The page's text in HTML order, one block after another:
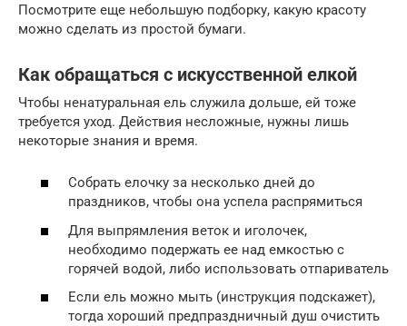
Посмотрите еще небольшую подборку, какую красоту
можно сделать из простой бумаги.
Как обращаться с искусственной елкой
Чтобы ненатуральная ель служила дольше, ей тоже
требуется уход. Действия несложные, нужны лишь
некоторые знания и время.
Собрать елочку за несколько дней до
праздников, чтобы она успела распрямиться
Для выпрямления веток и иголочек,
необходимо подержать ее над емкостью с
горячей водой, либо использовать отпариватель
Если ель можно мыть (инструкция подскажет),
тогда хороший предпраздничный душ очистить